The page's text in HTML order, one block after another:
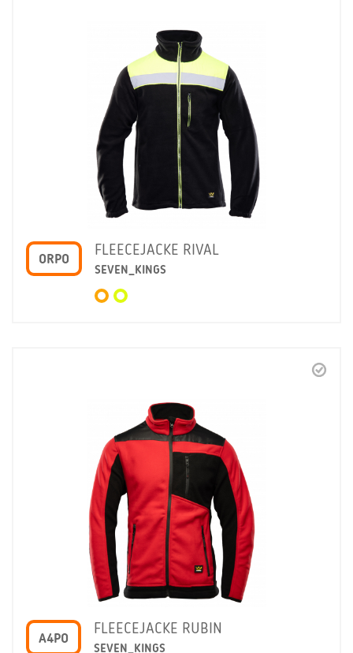
ORPO
FLEECEJACKE RIVAL
SEVEN_KINGS
A4PO
FLEECEJACKE RUBIN
SEVEN_KINGS